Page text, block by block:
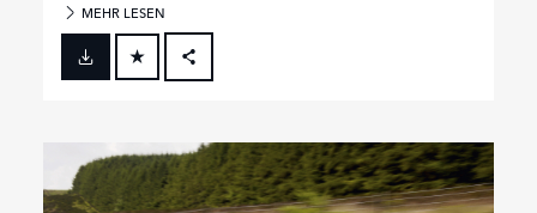
MEHR LESEN
FACEBOOK
LINKEDIN
SHARE